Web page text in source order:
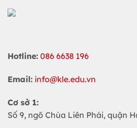
Hotline: 086 6638 196
Email: info@kle.edu.vn
Cơ sở 1:
Số 9, ngõ Chùa Liên Phái, quận